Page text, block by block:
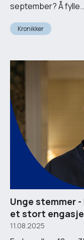
september? Å
Kronikker
Unge stemmer
et stort
11.08.2025